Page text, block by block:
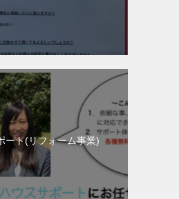
ート(リフォーム事業)